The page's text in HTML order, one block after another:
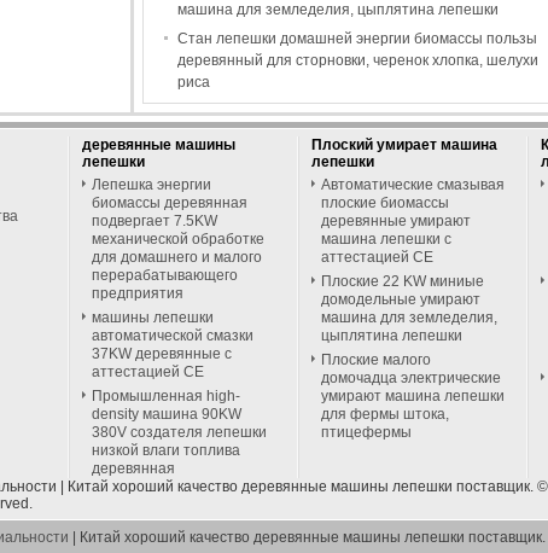
машина для земледелия, цыплятина лепешки
Стан лепешки домашней энергии биомассы пользы
деревянный для сторновки, черенок хлопка, шелухи
риса
деревянные машины
лепешки
Лепешка энергии
биомассы деревянная
подвергает 7.5KW
механической обработке
для домашнего и малого
перерабатывающего
предприятия
машины лепешки
автоматической смазки
37KW деревянные с
аттестацией CE
Промышленная high-
density машина 90KW
380V создателя лепешки
низкой влаги топлива
деревянная
Плоский умирает машина
лепешки
Автоматические смазывая
плоские биомассы
деревянные умирают
машина лепешки с
аттестацией CE
Плоские 22 KW миниые
домодельные умирают
машина для земледелия,
цыплятина лепешки
Плоские малого
домочадца электрические
умирают машина лепешки
для фермы штока,
птицефермы
| Китай хороший качество деревянные машины лепешки поставщик.
| Китай хороший качество деревянные машины лепешки поставщик.